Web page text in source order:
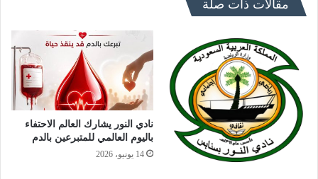
مقالات ذات صلة
نادي النور يشارك العالم الاحتفاء
باليوم العالمي للمتبرعين بالدم
14 يونيو، 2026